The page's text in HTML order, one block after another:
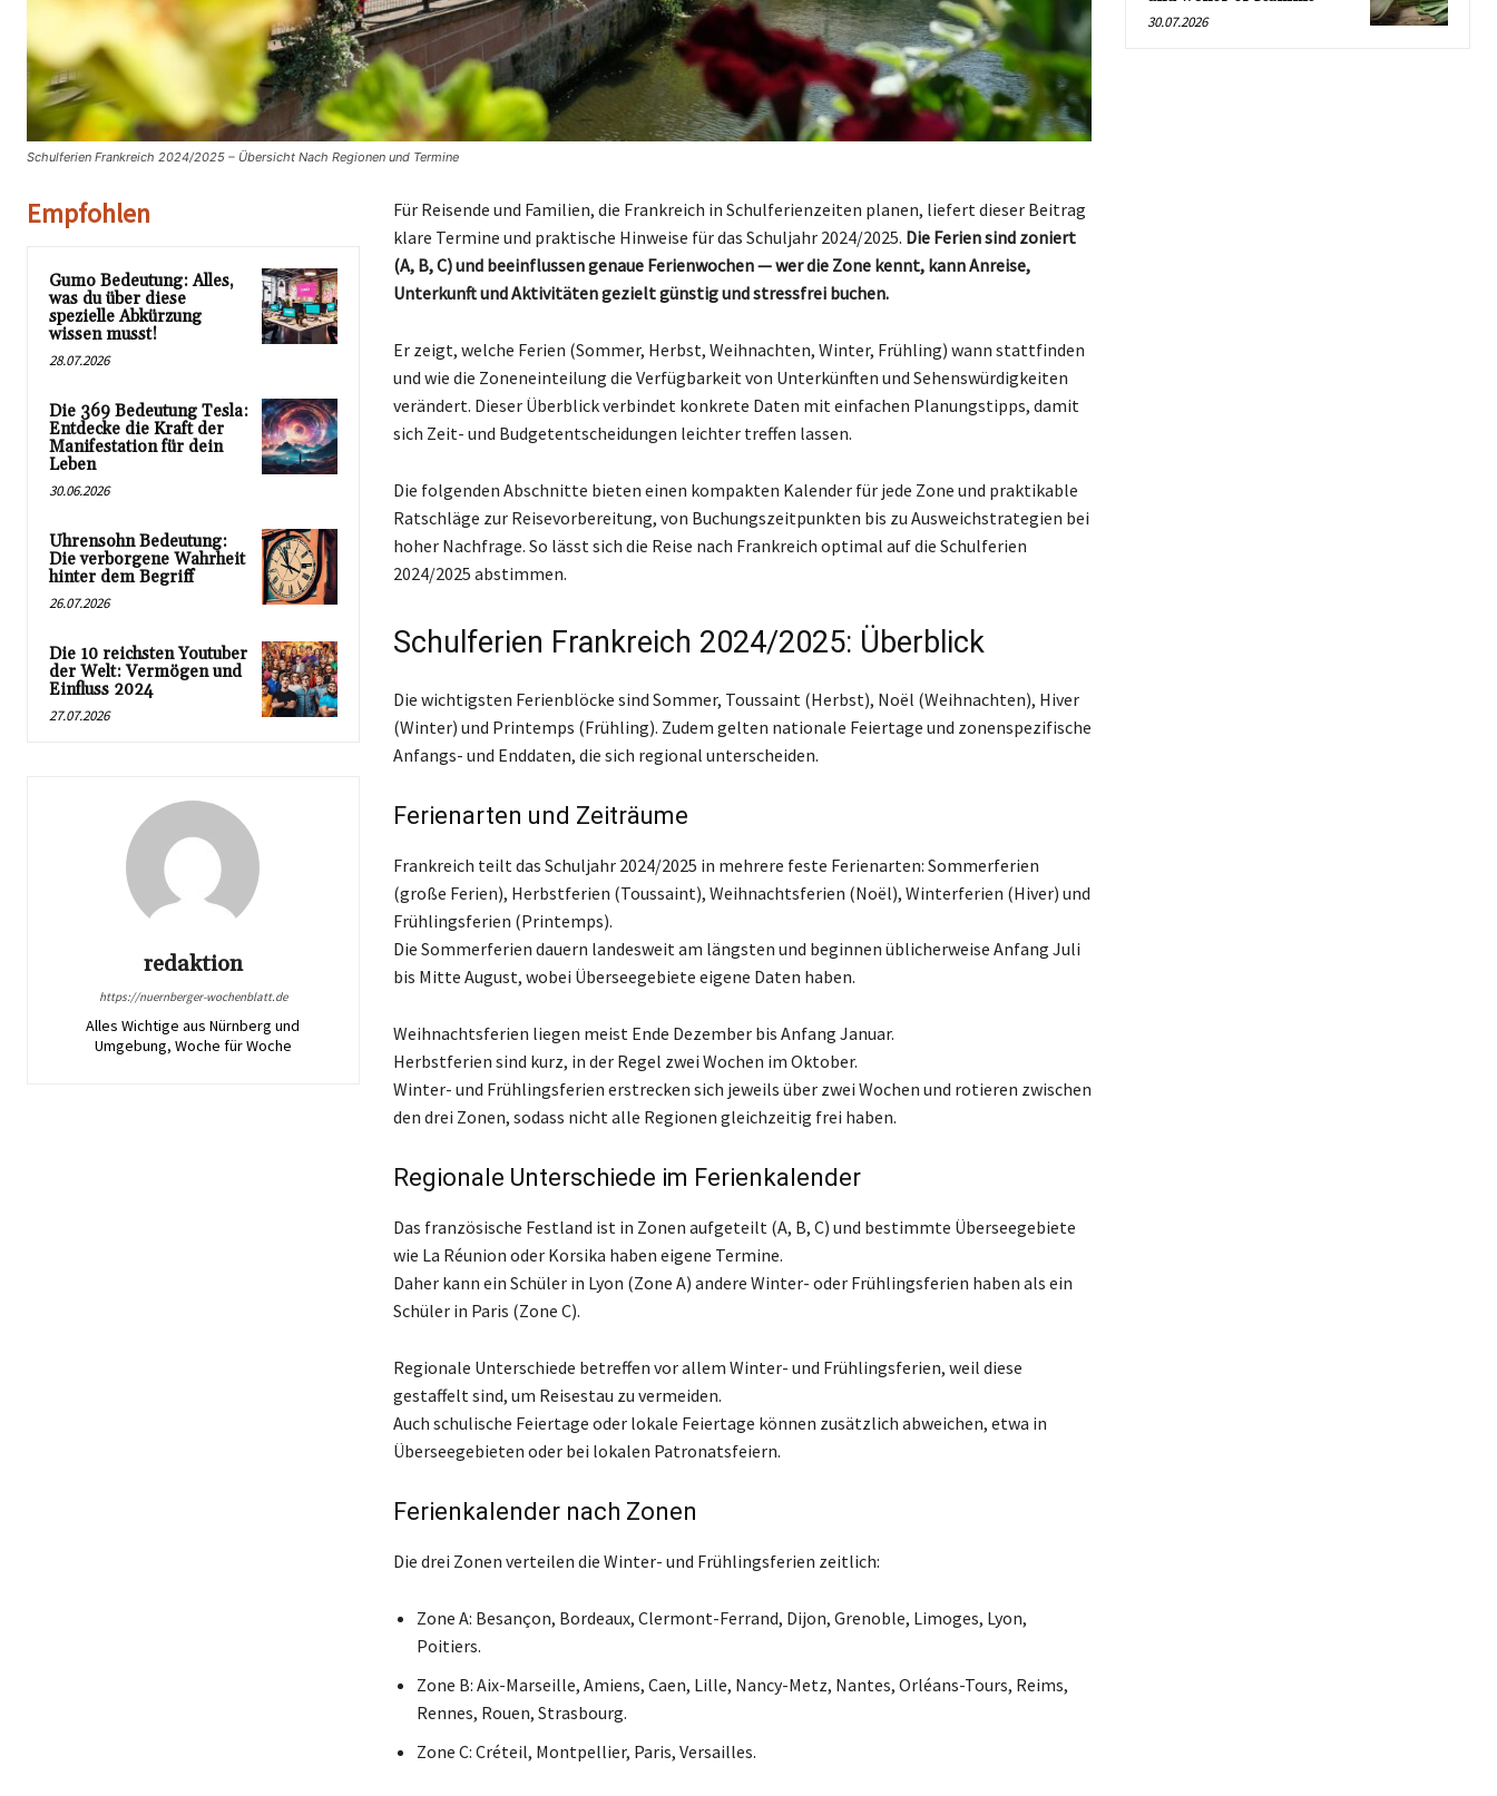
Schulferien Frankreich 2024/2025 – Übersicht Nach Regionen und Termine
Empfohlen
Gumo Bedeutung: Alles,
was du über diese
spezielle Abkürzung
wissen musst!
28.07.2026
Die 369 Bedeutung Tesla:
Entdecke die Kraft der
Manifestation für dein
Leben
30.06.2026
Uhrensohn Bedeutung:
Die verborgene Wahrheit
hinter dem Begriff
26.07.2026
Die 10 reichsten Youtuber
der Welt: Vermögen und
Einfluss 2024
27.07.2026
redaktion
https://nuernberger-wochenblatt.de
Alles Wichtige aus Nürnberg und
Umgebung, Woche für Woche
Für Reisende und Familien, die Frankreich in Schulferienzeiten planen, liefert dieser Beitrag
klare Termine und praktische Hinweise für das Schuljahr 2024/2025. Die Ferien sind zoniert
(A, B, C) und beeinflussen genaue Ferienwochen — wer die Zone kennt, kann Anreise,
Unterkunft und Aktivitäten gezielt günstig und stressfrei buchen.
Er zeigt, welche Ferien (Sommer, Herbst, Weihnachten, Winter, Frühling) wann stattfinden
und wie die Zoneneinteilung die Verfügbarkeit von Unterkünften und Sehenswürdigkeiten
verändert. Dieser Überblick verbindet konkrete Daten mit einfachen Planungstipps, damit
sich Zeit- und Budgetentscheidungen leichter treffen lassen.
Die folgenden Abschnitte bieten einen kompakten Kalender für jede Zone und praktikable
Ratschläge zur Reisevorbereitung, von Buchungszeitpunkten bis zu Ausweichstrategien bei
hoher Nachfrage. So lässt sich die Reise nach Frankreich optimal auf die Schulferien
2024/2025 abstimmen.
Schulferien Frankreich 2024/2025: Überblick
Die wichtigsten Ferienblöcke sind Sommer, Toussaint (Herbst), Noël (Weihnachten), Hiver
(Winter) und Printemps (Frühling). Zudem gelten nationale Feiertage und zonenspezifische
Anfangs- und Enddaten, die sich regional unterscheiden.
Ferienarten und Zeiträume
Frankreich teilt das Schuljahr 2024/2025 in mehrere feste Ferienarten: Sommerferien
(große Ferien), Herbstferien (Toussaint), Weihnachtsferien (Noël), Winterferien (Hiver) und
Frühlingsferien (Printemps).
Die Sommerferien dauern landesweit am längsten und beginnen üblicherweise Anfang Juli
bis Mitte August, wobei Überseegebiete eigene Daten haben.
Weihnachtsferien liegen meist Ende Dezember bis Anfang Januar.
Herbstferien sind kurz, in der Regel zwei Wochen im Oktober.
Winter- und Frühlingsferien erstrecken sich jeweils über zwei Wochen und rotieren zwischen
den drei Zonen, sodass nicht alle Regionen gleichzeitig frei haben.
Regionale Unterschiede im Ferienkalender
Das französische Festland ist in Zonen aufgeteilt (A, B, C) und bestimmte Überseegebiete
wie La Réunion oder Korsika haben eigene Termine.
Daher kann ein Schüler in Lyon (Zone A) andere Winter- oder Frühlingsferien haben als ein
Schüler in Paris (Zone C).
Regionale Unterschiede betreffen vor allem Winter- und Frühlingsferien, weil diese
gestaffelt sind, um Reisestau zu vermeiden.
Auch schulische Feiertage oder lokale Feiertage können zusätzlich abweichen, etwa in
Überseegebieten oder bei lokalen Patronatsfeiern.
Ferienkalender nach Zonen
Die drei Zonen verteilen die Winter- und Frühlingsferien zeitlich:
Zone A: Besançon, Bordeaux, Clermont-Ferrand, Dijon, Grenoble, Limoges, Lyon,
Poitiers.
Zone B: Aix-Marseille, Amiens, Caen, Lille, Nancy-Metz, Nantes, Orléans-Tours, Reims,
Rennes, Rouen, Strasbourg.
Zone C: Créteil, Montpellier, Paris, Versailles.
30.07.2026